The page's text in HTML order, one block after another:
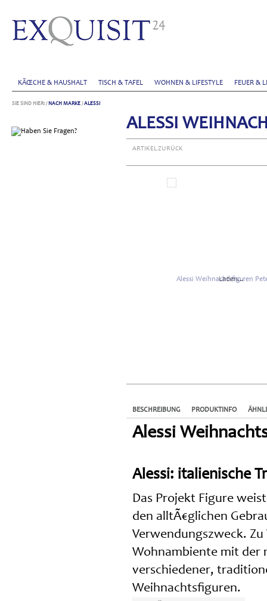
KÃŒCHE & HAUSHALT TISCH & TAFEL WOHNEN & LIFESTYLE FEUER &
SIE SIND HIER: / NACH MARKE /ALESSI
ALESSI
ARTIKEL ZURÜCK
Laden...
BESCHREIBUNG PRODUKTINFO
Alessi
Alessi: italienische
Das Projekt Figure
den alltÃ€glichen
Verwendungszweck.
Wohnambiente mit der
verschiedener,
Weihnachtsfiguren.